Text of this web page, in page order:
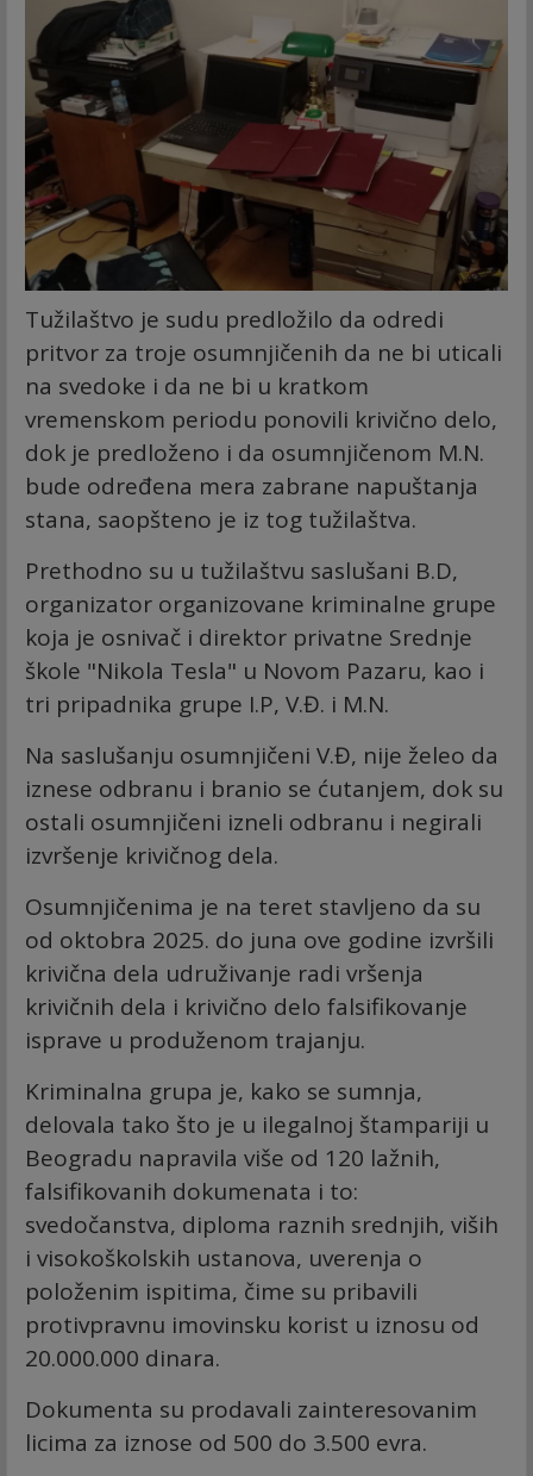
Tužilaštvo je sudu predložilo da odredi
pritvor za troje osumnjičenih da ne bi uticali
na svedoke i da ne bi u kratkom
vremenskom periodu ponovili krivično delo,
dok je predloženo i da osumnjičenom M.N.
bude određena mera zabrane napuštanja
stana, saopšteno je iz tog tužilaštva.
Prethodno su u tužilaštvu saslušani B.D,
organizator organizovane kriminalne grupe
koja je osnivač i direktor privatne Srednje
škole "Nikola Tesla" u Novom Pazaru, kao i
tri pripadnika grupe I.P, V.Đ. i M.N.
Na saslušanju osumnjičeni V.Đ, nije želeo da
iznese odbranu i branio se ćutanjem, dok su
ostali osumnjičeni izneli odbranu i negirali
izvršenje krivičnog dela.
Osumnjičenima je na teret stavljeno da su
od oktobra 2025. do juna ove godine izvršili
krivična dela udruživanje radi vršenja
krivičnih dela i krivično delo falsifikovanje
isprave u produženom trajanju.
Kriminalna grupa je, kako se sumnja,
delovala tako što je u ilegalnoj štampariji u
Beogradu napravila više od 120 lažnih,
falsifikovanih dokumenata i to:
svedočanstva, diploma raznih srednjih, viših
i visokoškolskih ustanova, uverenja o
položenim ispitima, čime su pribavili
protivpravnu imovinsku korist u iznosu od
20.000.000 dinara.
Dokumenta su prodavali zainteresovanim
licima za iznose od 500 do 3.500 evra.